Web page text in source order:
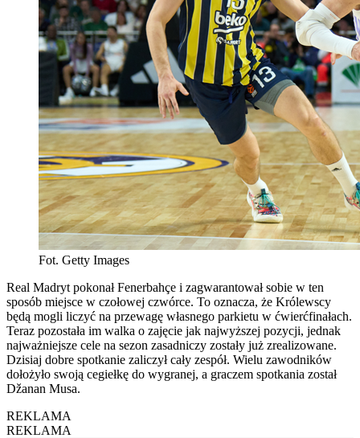
Fot. Getty Images
Real Madryt pokonał Fenerbahçe i zagwarantował sobie w ten
sposób miejsce w czołowej czwórce. To oznacza, że Królewscy
będą mogli liczyć na przewagę własnego parkietu w ćwierćfinałach.
Teraz pozostała im walka o zajęcie jak najwyższej pozycji, jednak
najważniejsze cele na sezon zasadniczy zostały już zrealizowane.
Dzisiaj dobre spotkanie zaliczył cały zespół. Wielu zawodników
dołożyło swoją cegiełkę do wygranej, a graczem spotkania został
Džanan Musa.
REKLAMA
REKLAMA